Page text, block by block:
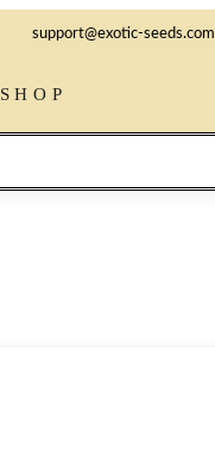
support@exotic-seeds.com
SHOP